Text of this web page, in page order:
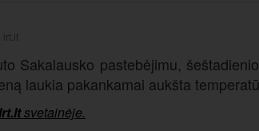
lrt.lt
Sakalausko pastebėjimu,
laukia pakankamai aukšta
svetainėje.